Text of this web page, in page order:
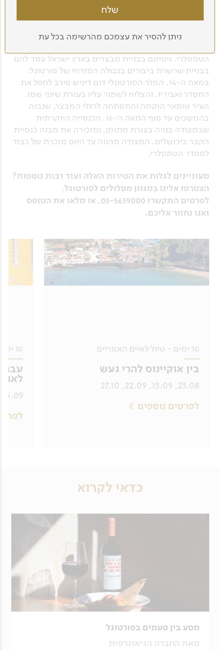
מיוחדים, לוקחת חלק בסיפור ההיסטורי של פורטוגל ושל
המסדר הטמפלרי כאחד. במאה ה-12, כשהנוצרים כבשו
את חצי האי האיברי מידי המוסלמים, התגייסו לעזרת
הטמפלרי. ניסיונם בבניית מבצרים בארץ ישראל עמד להם
בבניית שרשרת ביצורים בגבולה המזרחי של פורטוגל.
במאה ה-14, המלך הפורטוגלי דום דיניש סירב לחסל את
המסדר ואביריו, והצליח לשמור עליו בעזרת שינוי שמו.
העיר טומאר הוקמה והתפתחה לרגלי המבצר, שנבנה
בהמשכים עד סוף המאה ה-16. הכנסייה היוקרתית
שבמצודה בנויה בצורת מתומן, ומזכירה את מבנה כנסיית
הקבר בירושלים. המצודה מהווה עד היום מזכרת של כבוד
למסדר הטמפלרי.
מעוניינים לגלות את הטירות האלה ועוד רבות נוספות?
הצטרפו אלינו במגוון מסלולים לפורטוגל.
לפרטים התקשרו 03-5639000, או מלאו את הטופס
ואנו נחזור אליכם.
10 ימים - טיול לאיים האזוריים
בין אוקיינוס להרי געש
23.08, 15.09, 22.09, 27.10
לפרטים נוספים
יציאה
מובטחת
10 ימים - טיול לפורטוגל
עבר
15.09, 27.09
כדאי לקרוא
מסע בין טעמים בפורטוגל
מאת החברה הגיאוגרפית
ניתן להסיר את עצמכם מהרשימה בכל עת